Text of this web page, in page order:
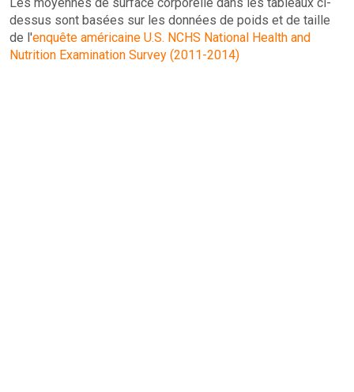
dessus sont basées sur les données de poids et de taille
de l'enquête américaine U.S. NCHS National Health and
Nutrition Examination Survey (2011-2014)